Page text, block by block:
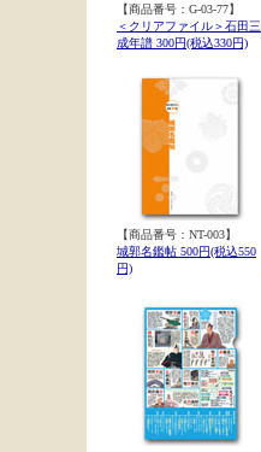
【商品番号：G-03-77】
＜クリアファイル＞石田三
成年譜 300円(税込330円)
【商品番号：NT-003】
城郭名鑑帖 500円(税込550
円)